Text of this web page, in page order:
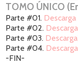
TOMO ÚNICO
Parte #01. Descarga
Parte #02. Descarga
Parte #03. Descarga
Parte #04. Descarga
-FIN-